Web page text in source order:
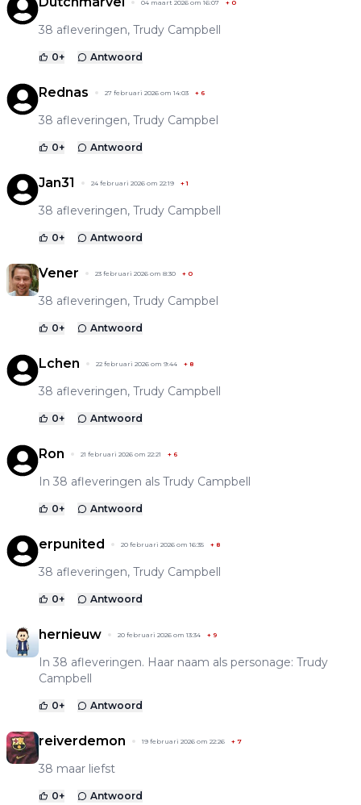
04 maart 2026 om 16:07 + 0
38 afleveringen, Trudy Campbell
0+ Antwoord
Rednas 27 februari 2026 om 14:03 + 6
38 afleveringen, Trudy Campbel
0+ Antwoord
Jan31 24 februari 2026 om 22:19 +1
38 afleveringen, Trudy Campbell
0+ Antwoord
Vener 23 februari 2026 om 8:30 + 0
38 afleveringen, Trudy Campbel
0+ Antwoord
Lchen 22 februari 2026 om 9:44 + 8
38 afleveringen, Trudy Campbell
0+ Antwoord
Ron 21 februari 2026 om 22:21 + 6
In 38 afleveringen als Trudy Campbell
0+ Antwoord
erpunited 20 februari 2026 om 16:35 + 8
38 afleveringen, Trudy Campbell
0+ Antwoord
hernieuw 20 februari 2026 om 13:34 + 9
In 38 afleveringen. Haar naam als personage: Trudy
Campbell
0+ Antwoord
reiverdemon 19 februari 2026 om 22:26 + 7
38 maar liefst
0+ Antwoord